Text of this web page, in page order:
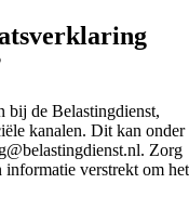
bij de Belastingdienst,
kanalen. Dit kan onder
Zorg
informatie verstrekt om het